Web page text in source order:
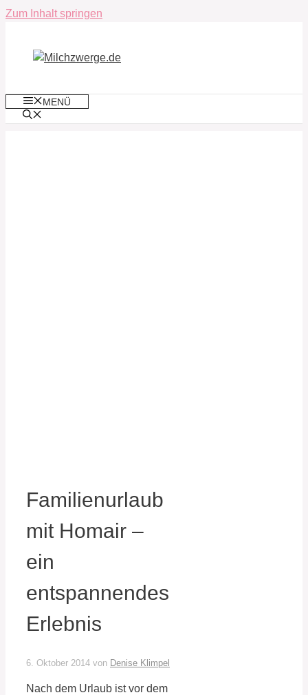
Zum Inhalt springen
MENÜ
Familienurlaub
mit Homair –
ein
entspannendes
Erlebnis
6. Oktober 2014 von Denise Klimpel
Nach dem Urlaub ist vor dem